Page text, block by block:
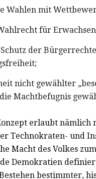
Wahlen mit
für
der
nicht gewählter
Machtbefugnis
erlaubt nämlich
Technokraten- und
Macht des Volkes
Demokratien
bestimmter,